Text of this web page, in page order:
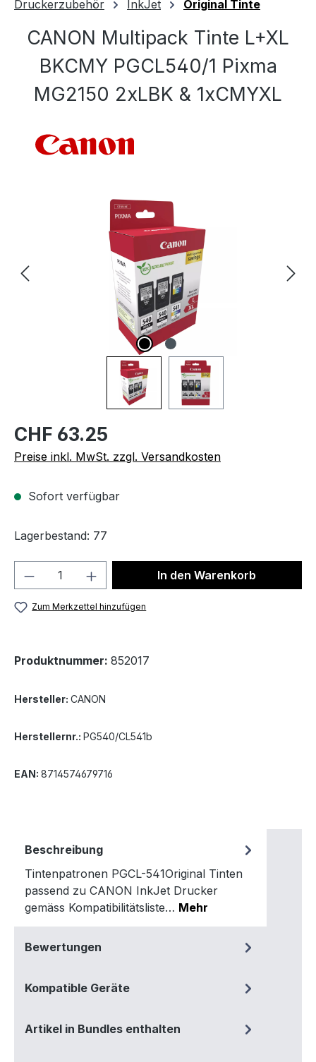
Druckerzubehör InkJet Original Tinte
CANON Multipack Tinte L+XL
BKCMY PGCL540/1 Pixma
MG2150 2xLBK & 1xCMYXL
Bildergalerie überspringen
CHF 63.25
Preise inkl. MwSt. zzgl. Versandkosten
Sofort verfügbar
Lagerbestand: 77
Produkt Anzahl: Gib denIn den Warenkorb
Zum Merkzettel hinzufügen
Produktnummer: 852017
Hersteller: CANON
Herstellernr.: PG540/CL541b
EAN: 8714574679716
Beschreibung
Tintenpatronen PGCL-541Original Tinten
passend zu CANON InkJet Drucker
gemäss Kompatibilitätsliste… Mehr
Bewertungen
Kompatible Geräte
Artikel in Bundles enthalten